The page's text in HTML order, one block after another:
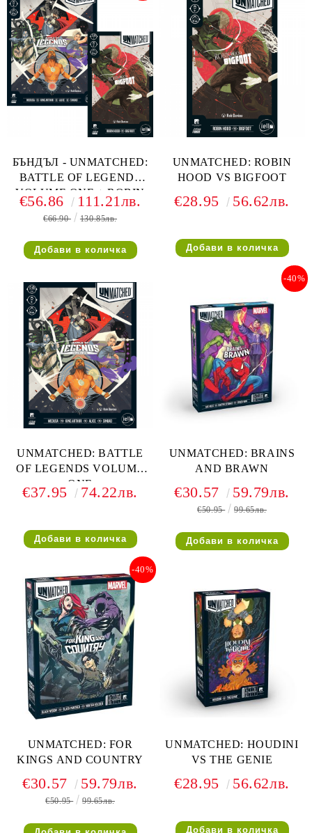
БЪНДЪЛ - UNMATCHED:
BATTLE OF LEGENDS
VOLUME ONE + ROBIN
HOOD VS BIGFOOT
€56.86 111.21лв.
€66.90 130.85лв.
UNMATCHED: ROBIN
HOOD VS BIGFOOT
€28.95 56.62лв.
UNMATCHED: BATTLE
OF LEGENDS VOLUME
ONE
€37.95 74.22лв.
UNMATCHED: BRAINS
AND BRAWN
-40%
€30.57 59.79лв.
€50.95 99.65лв.
UNMATCHED: FOR
KINGS AND COUNTRY
-40%
€30.57 59.79лв.
€50.95 99.65лв.
UNMATCHED: HOUDINI
VS THE GENIE
€28.95 56.62лв.